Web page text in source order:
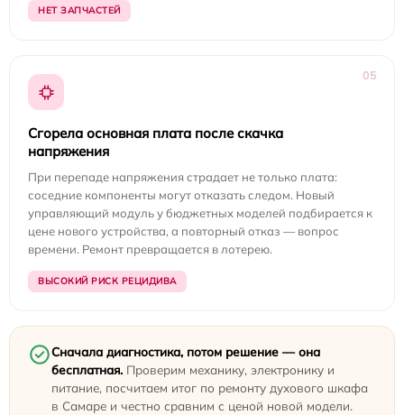
НЕТ ЗАПЧАСТЕЙ
05
Сгорела основная плата после скачка
напряжения
При перепаде напряжения страдает не только плата:
соседние компоненты могут отказать следом. Новый
управляющий модуль у бюджетных моделей подбирается к
цене нового устройства, а повторный отказ — вопрос
времени. Ремонт превращается в лотерею.
ВЫСОКИЙ РИСК РЕЦИДИВА
Сначала диагностика, потом решение — она
бесплатная. Проверим механику, электронику и
питание, посчитаем итог по ремонту духового шкафа
в Самаре и честно сравним с ценой новой модели.